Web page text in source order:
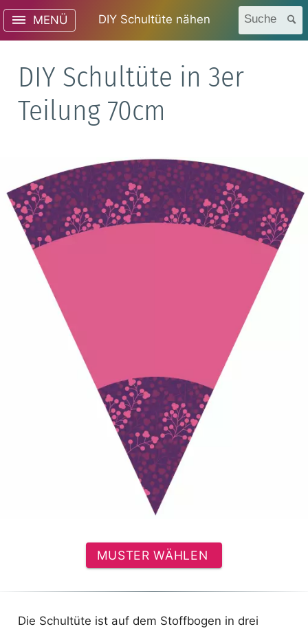
MENÜ DIY Schultüte nähen Suche
DIY Schultüte in 3er
Teilung 70cm
MUSTER WÄHLEN
Die Schultüte ist auf dem Stoffbogen in drei